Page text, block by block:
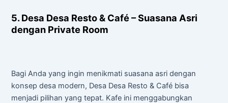
5. Desa Desa Resto & Café – Suasana Asri
dengan Private Room
Bagi Anda yang ingin menikmati suasana asri dengan
konsep desa modern, Desa Desa Resto & Café bisa
menjadi pilihan yang tepat. Kafe ini menggabungkan